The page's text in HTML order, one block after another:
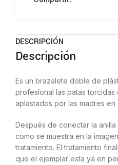
DESCRIPCIÓN
Descripción
Es un brazalete doble de
profesional las patas
aplastados por las madres en
Después de conectar la
como se muestra en la
tratamiento. El tratamiento
que el ejemplar esta ya en